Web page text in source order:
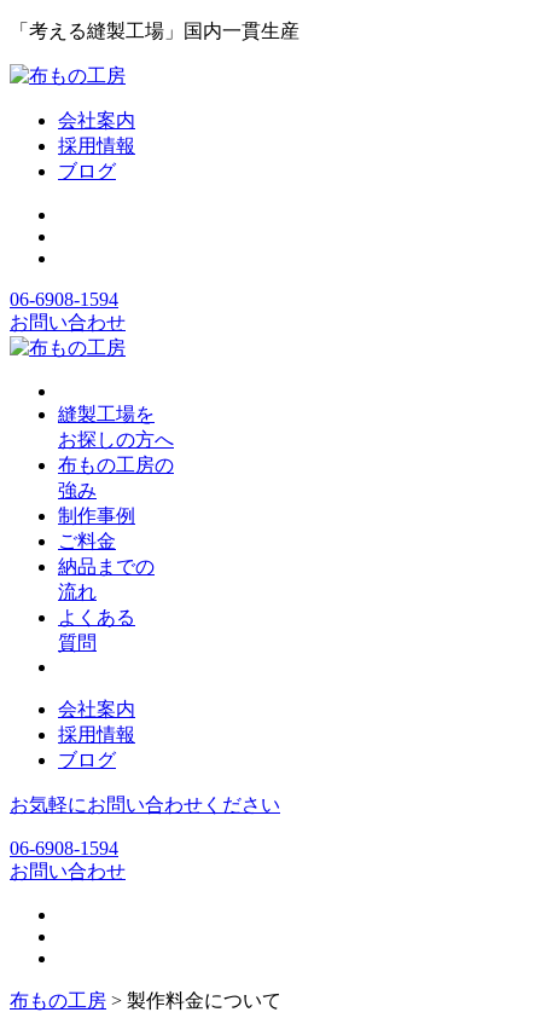
「考える縫製工場」国内一貫生産
会社案内
採用情報
ブログ
06-6908-1594
お問い合わせ
縫製工場を
お探しの方へ
布もの工房の
強み
制作事例
ご料金
納品までの
流れ
よくある
質問
会社案内
採用情報
ブログ
お気軽にお問い合わせください
06-6908-1594
お問い合わせ
布もの工房 > 製作料金について